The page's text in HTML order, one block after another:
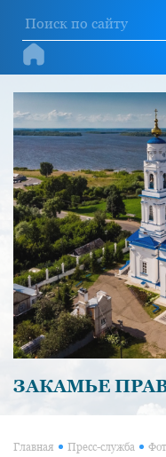
ЗАКАМЬЕ
Главная Пресс-служба